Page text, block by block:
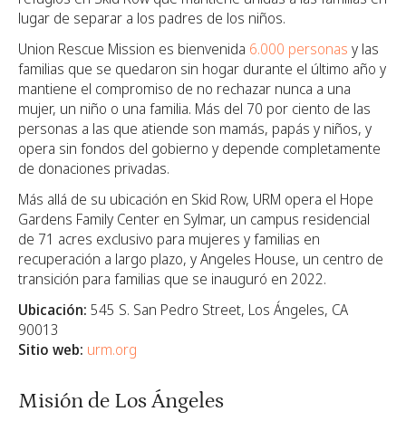
lugar de separar a los padres de los niños.
Union Rescue Mission es bienvenida 6.000 personas y las
familias que se quedaron sin hogar durante el último año y
mantiene el compromiso de no rechazar nunca a una
mujer, un niño o una familia. Más del 70 por ciento de las
personas a las que atiende son mamás, papás y niños, y
opera sin fondos del gobierno y depende completamente
de donaciones privadas.
Más allá de su ubicación en Skid Row, URM opera el Hope
Gardens Family Center en Sylmar, un campus residencial
de 71 acres exclusivo para mujeres y familias en
recuperación a largo plazo, y Angeles House, un centro de
transición para familias que se inauguró en 2022.
Ubicación: 545 S. San Pedro Street, Los Ángeles, CA
90013
Sitio web: urm.org
Misión de Los Ángeles